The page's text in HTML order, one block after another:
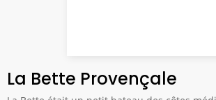
La Bette Provençale